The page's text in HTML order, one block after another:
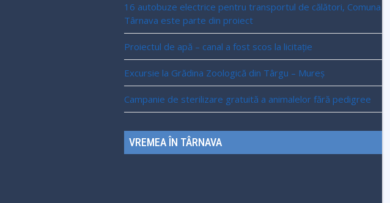
16 autobuze electrice pentru transportul de călători, Comuna
Târnava este parte din proiect
Proiectul de apă – canal a fost scos la licitație
Excursie la Grădina Zoologică din Târgu – Mureș
Campanie de sterilizare gratuită a animalelor fără pedigree
VREMEA ÎN TÂRNAVA